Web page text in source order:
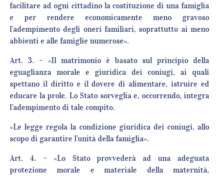
facilitare ad ogni cittadino la costituzione di una famiglia
e per rendere economicamente meno gravoso
l’adempimento degli oneri familiari, soprattutto ai meno
abbienti e alle famiglie numerose».
Art. 3. – «Il matrimonio è basato sul principio della
eguaglianza morale e giuridica dei coniugi, ai quali
spettano il diritto e il dovere di alimentare, istruire ed
educare la prole. Lo Stato sorveglia e, occorrendo, integra
l’adempimento di tale compito.
«Le legge regola la condizione giuridica dei coniugi, allo
scopo di garantire l’unità della famiglia».
Art. 4. – «Lo Stato provvederà ad una adeguata
protezione morale e materiale della maternità,